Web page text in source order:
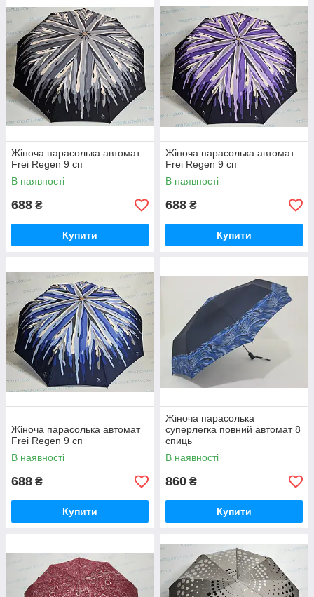
Жіноча парасолька автомат
Frei Regen 9 сп
В наявності
688 ₴
Купити
Жіноча парасолька автомат
Frei Regen 9 сп
В наявності
688 ₴
Купити
Жіноча парасолька автомат
Frei Regen 9 сп
В наявності
688 ₴
Купити
Жіноча парасолька
суперлегка повний автомат 8
спиць
В наявності
860 ₴
Купити